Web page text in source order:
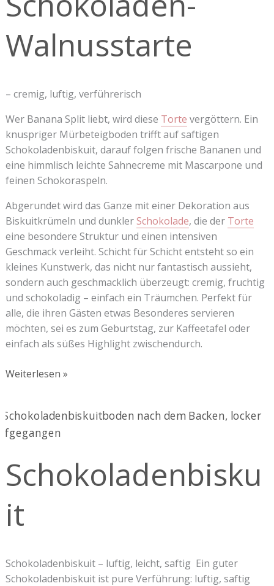
Walnusstarte
– cremig, luftig, verführerisch
Wer Banana Split liebt, wird diese Torte vergöttern. Ein
knuspriger Mürbeteigboden trifft auf saftigen
Schokoladenbiskuit, darauf folgen frische Bananen und
eine himmlisch leichte Sahnecreme mit Mascarpone und
feinen Schokoraspeln.
Abgerundet wird das Ganze mit einer Dekoration aus
Biskuitkrümeln und dunklerSchokolade, die der Torte
eine besondere Struktur und einen intensiven
Geschmack verleiht. Schicht für Schicht entsteht so ein
kleines Kunstwerk, das nicht nur fantastisch aussieht,
sondern auch geschmacklich überzeugt: cremig, fruchtig
und schokoladig – einfach ein Träumchen. Perfekt für
alle, die ihren Gästen etwas Besonderes servieren
möchten, sei es zum Geburtstag, zur Kaffeetafel oder
einfach als süßes Highlight zwischendurch.
Weiterlesen »
Schokoladenbisku
it
Schokoladenbiskuit – luftig, leicht, saftig Ein guter
Schokoladenbiskuit ist pure Verführung: luftig, saftig
Schokoladenbiskuit